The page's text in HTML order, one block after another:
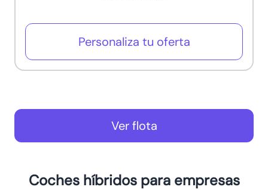
Personaliza tu oferta
Ver flota
Coches híbridos para empresas